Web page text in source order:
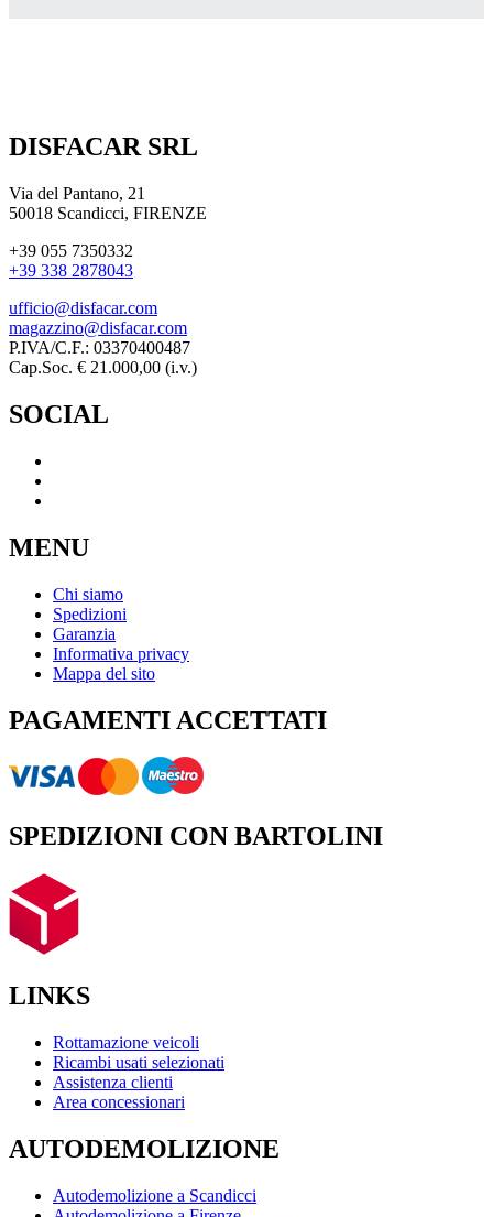
DISFACAR SRL
Via del Pantano, 21
50018 Scandicci, FIRENZE
+39 055 7350332
+39 338 2878043
ufficio@disfacar.com
magazzino@disfacar.com
P.IVA/C.F.: 03370400487
Cap.Soc. € 21.000,00 (i.v.)
SOCIAL
MENU
Chi siamo
Spedizioni
Garanzia
Informativa privacy
Mappa del sito
PAGAMENTI ACCETTATI
SPEDIZIONI CON BARTOLINI
LINKS
Rottamazione veicoli
Ricambi usati selezionati
Assistenza clienti
Area concessionari
AUTODEMOLIZIONE
Autodemolizione a Scandicci